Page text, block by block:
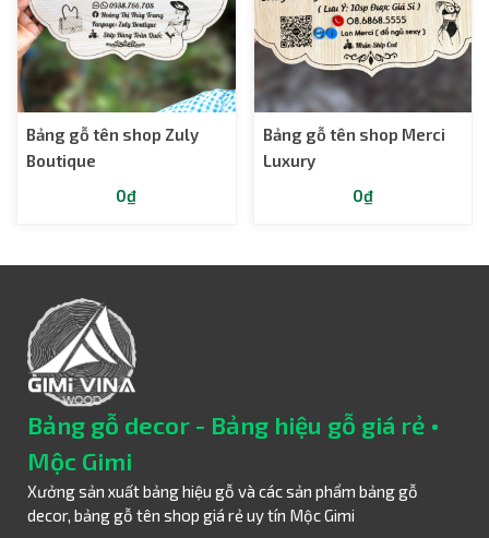
Bảng gỗ tên shop Zuly
Boutique
0₫
Bảng gỗ tên shop Merci
Luxury
0₫
Bảng gỗ decor - Bảng hiệu gỗ giá rẻ •
Mộc Gimi
Xưởng sản xuất bảng hiệu gỗ và các sản phẩm bảng gỗ
decor, bảng gỗ tên shop giá rẻ uy tín Mộc Gimi